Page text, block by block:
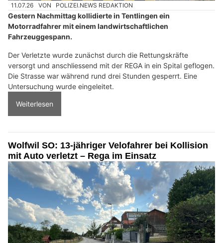
11.07.26 VON POLIZEI.NEWS REDAKTION
Gestern Nachmittag kollidierte in Tentlingen ein
Motorradfahrer mit einem landwirtschaftlichen
Fahrzeuggespann.
Der Verletzte wurde zunächst durch die Rettungskräfte
versorgt und anschliessend mit der REGA in ein Spital geflogen.
Die Strasse war während rund drei Stunden gesperrt. Eine
Untersuchung wurde eingeleitet.
Weiterlesen
Wolfwil SO: 13-jähriger Velofahrer bei Kollision
mit Auto verletzt – Rega im Einsatz